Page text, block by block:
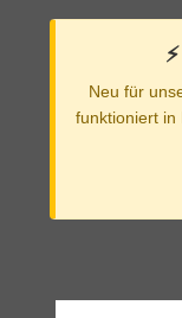
Neu für
funktioniert in
SUCHEN